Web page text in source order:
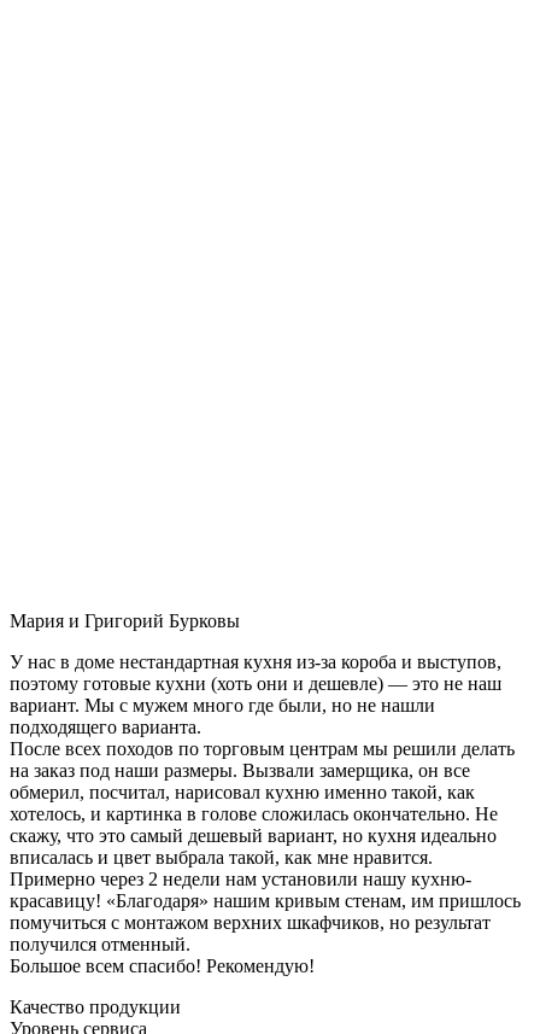
Мария и Григорий Бурковы
У нас в доме нестандартная кухня из-за короба и выступов,
поэтому готовые кухни (хоть они и дешевле) — это не наш
вариант. Мы с мужем много где были, но не нашли
подходящего варианта.
После всех походов по торговым центрам мы решили делать
на заказ под наши размеры. Вызвали замерщика, он все
обмерил, посчитал, нарисовал кухню именно такой, как
хотелось, и картинка в голове сложилась окончательно. Не
скажу, что это самый дешевый вариант, но кухня идеально
вписалась и цвет выбрала такой, как мне нравится.
Примерно через 2 недели нам установили нашу кухню-
красавицу! «Благодаря» нашим кривым стенам, им пришлось
помучиться с монтажом верхних шкафчиков, но результат
получился отменный.
Большое всем спасибо! Рекомендую!
Качество продукции
Уровень сервиса